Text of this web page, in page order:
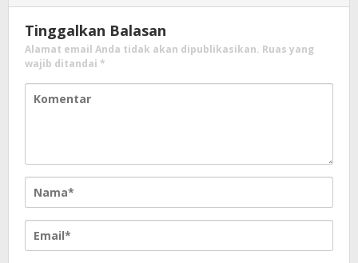
Tinggalkan Balasan
Alamat email Anda tidak akan dipublikasikan. Ruas yang
wajib ditandai *